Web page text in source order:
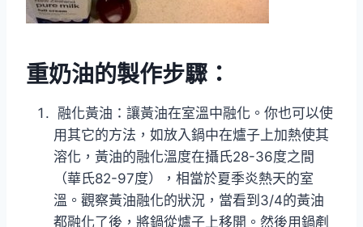
重奶油的製作步驟：
融化黃油：讓黃油在室溫中融化。你也可以使
用其它的方法，如放入鍋中在爐子上加熱使其
溶化，黃油的融化溫度在攝氏28-36度之間
（華氏82-97度），相當於夏季炎熱天的室
溫。觀察黃油融化的狀況，當看到3/4的黃油
都融化了後，將鍋從爐子上移開。然後用鍋剷